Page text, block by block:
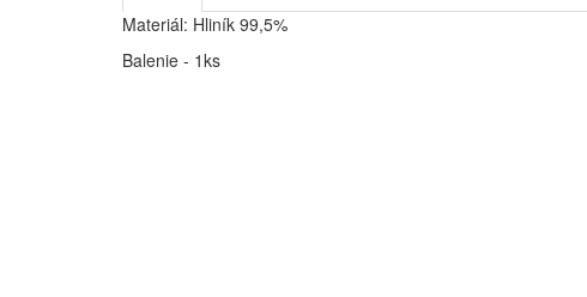
Materiál: Hliník 99,5%
Balenie - 1ks